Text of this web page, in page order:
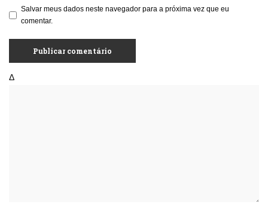
Salvar meus dados neste navegador para a próxima vez que eu
comentar.
Δ